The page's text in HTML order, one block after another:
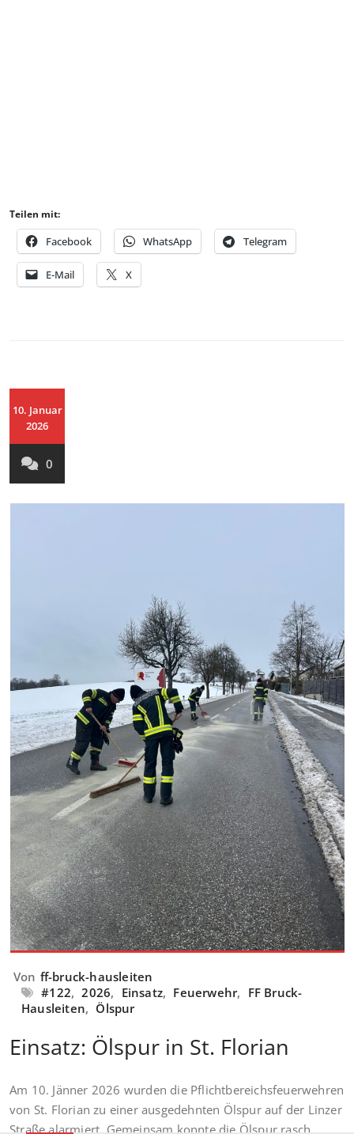
Teilen mit:
Facebook WhatsApp Telegram
E-Mail X
10. Januar
2026
0
Von ff-bruck-hausleiten
#122, 2026, Einsatz, Feuerwehr, FF Bruck-
Hausleiten, Ölspur
Einsatz: Ölspur in St. Florian
Am 10. Jänner 2026 wurden die Pflichtbereichsfeuerwehren
von St. Florian zu einer ausgedehnten Ölspur auf der Linzer
Straße alarmiert. Gemeinsam konnte die Ölspur rasch